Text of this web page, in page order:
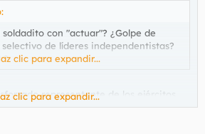
con "actuar"? ¿Golpe de
de líderes independentistas?
clic para expandir...
representante de los ejércitos
nacional, un ascenso
clic para expandir...